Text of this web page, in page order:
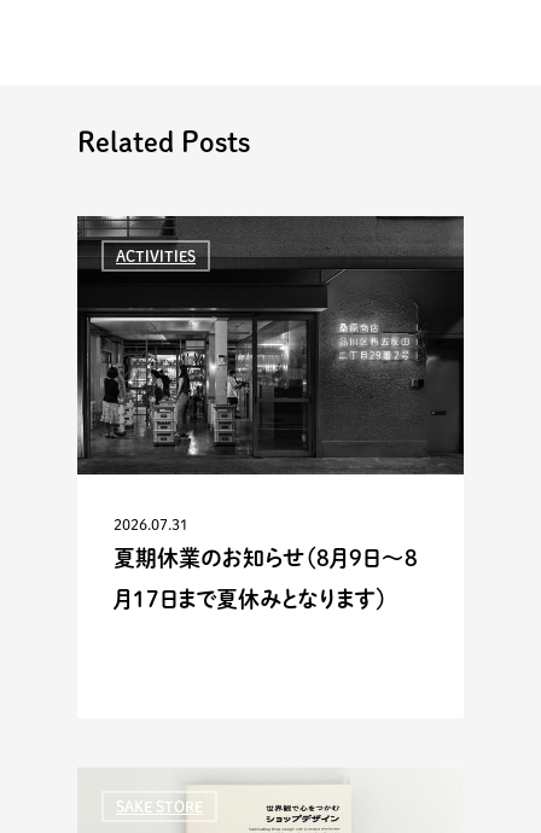
Related Posts
ACTIVITIES
2026.07.31
夏期休業のお知らせ（8月9日〜8
月17日まで夏休みとなります）
SAKE STORE